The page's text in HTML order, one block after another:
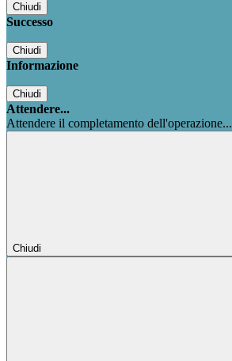
Chiudi
Successo
Chiudi
Informazione
Chiudi
Attendere...
Attendere il completamento dell'operazione...
Chiudi